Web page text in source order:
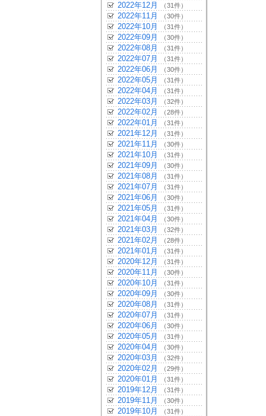
2022年12月 （31件）
2022年11月 （30件）
2022年10月 （31件）
2022年09月 （30件）
2022年08月 （31件）
2022年07月 （31件）
2022年06月 （30件）
2022年05月 （31件）
2022年04月 （31件）
2022年03月 （32件）
2022年02月 （28件）
2022年01月 （31件）
2021年12月 （31件）
2021年11月 （30件）
2021年10月 （31件）
2021年09月 （30件）
2021年08月 （31件）
2021年07月 （31件）
2021年06月 （30件）
2021年05月 （31件）
2021年04月 （30件）
2021年03月 （32件）
2021年02月 （28件）
2021年01月 （31件）
2020年12月 （31件）
2020年11月 （30件）
2020年10月 （31件）
2020年09月 （30件）
2020年08月 （31件）
2020年07月 （31件）
2020年06月 （30件）
2020年05月 （31件）
2020年04月 （30件）
2020年03月 （32件）
2020年02月 （29件）
2020年01月 （31件）
2019年12月 （31件）
2019年11月 （30件）
2019年10月 （31件）